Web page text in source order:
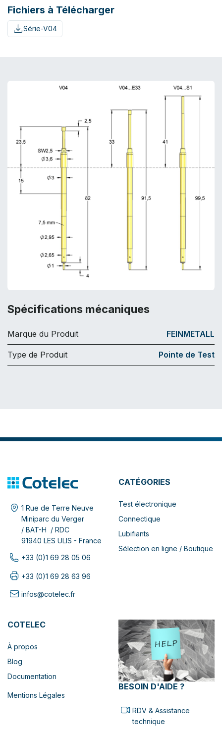
Fichiers à Télécharger
Série-V04
Spécifications mécaniques
Marque du Produit FEINMETALL
Type de Produit Pointe de Test
1 Rue de Terre Neuve
Miniparc du Verger
/ BAT-H / RDC
91940 LES ULIS - France
+33 (0)1 69 28 05 06
+33 (0)1 69 28 63 96
infos@cotelec.fr
CATÉGORIES
Test électronique
Connectique
Lubifiants
Sélection en ligne / Boutique
COTELEC
À propos
Blog
Documentation
Mentions Légales
BESOIN D'AIDE ?
RDV & Assistance
technique